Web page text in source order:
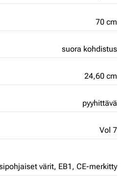
70 cm
suora kohdistus
24,60 cm
pyyhittävä
Vol 7
värit, EB1, CE-merkitty